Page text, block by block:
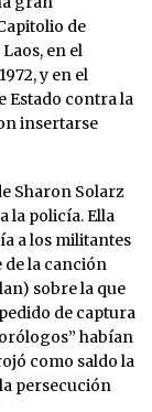
de
en el
y en el
Estado contra la
insertarse
Sharon Solarz
la policía. Ella
a los militantes
la canción
sobre la que
de captura
habían
como saldo la
persecución